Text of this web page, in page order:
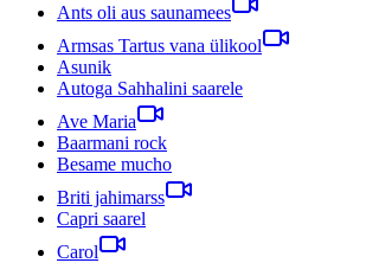
Ants oli aus saunamees
Armsas Tartus vana ülikool
Asunik
Autoga Sahhalini saarele
Ave Maria
Baarmani rock
Besame mucho
Briti jahimarss
Capri saarel
Carol